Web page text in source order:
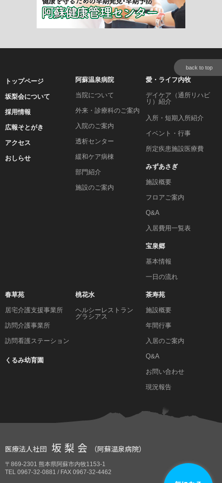
back to top
トップページ
坂梨会について
採用情報
広報そとがき
アクセス
おしらせ
阿蘇温泉病院
当院について
外来・診療科のご案内
入院のご案内
透析センター
緩和ケア病棟
部門紹介
施設のご案内
愛・ライフ内牧
デイケア（通所リハビ
リ）紹介
入所・短期入所紹介
イベント・行事
所定疾患施設医療費
みずあさぎ
施設概要
フロアご案内
Q&A
入居費用一覧表
宝泉郷
基本情報
一日の流れ
春草苑
居宅介護支援事業所
訪問介護事業所
訪問看護ステーション
くるみ幼育園
桃花水
ヘルシーレストラン
グラシアス
茶寿苑
施設概要
年間行事
入居のご案内
Q&A
お問い合わせ
現況報告
医療法人社団 坂梨会 （阿蘇温泉病院）
〒869-2301 熊本県阿蘇市内牧1153-1
TEL 0967-32-0881 / FAX 0967-32-4462